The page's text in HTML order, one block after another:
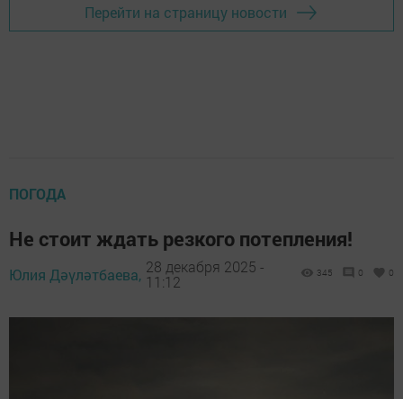
Перейти на страницу новости
ПОГОДА
Не стоит ждать резкого потепления!
Юлия Дәүләтбаева, 28 декабря 2025 -
11:12
345 0 0